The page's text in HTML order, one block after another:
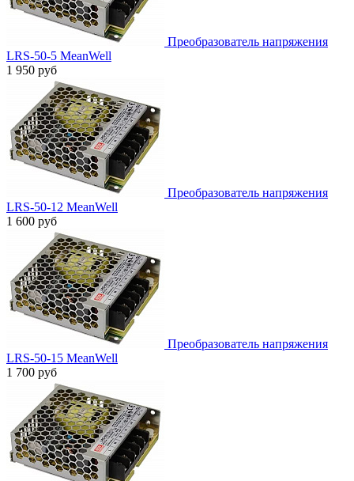
Преобразователь напряжения
LRS-50-5 MeanWell
1 950 руб
Преобразователь напряжения
LRS-50-12 MeanWell
1 600 руб
Преобразователь напряжения
LRS-50-15 MeanWell
1 700 руб